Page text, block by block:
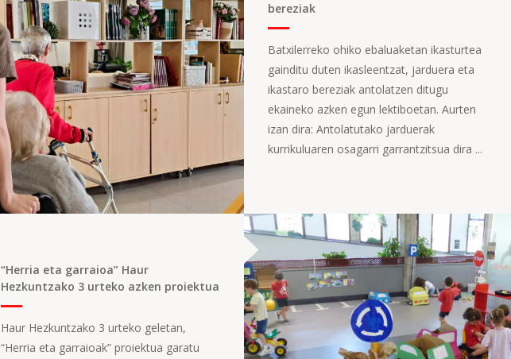
bereziak
Batxilerreko ohiko ebaluaketan ikasturtea
gainditu duten ikasleentzat, jarduera eta
ikastaro bereziak antolatzen ditugu
ekaineko azken egun lektiboetan. Aurten
izan dira: Antolatutako jarduerak
kurrikuluaren osagarri garrantzitsua dira ...
“Herria eta garraioa” Haur
Hezkuntzako 3 urteko azken proiektua
Haur Hezkuntzako 3 urteko geletan,
“Herria eta garraioak” proiektua garatu